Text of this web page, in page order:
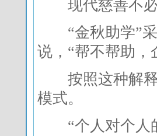
现代慈善不必
“金秋助学”采
说，“帮不帮助，
按照这种解释
模式。
“个人对个人的